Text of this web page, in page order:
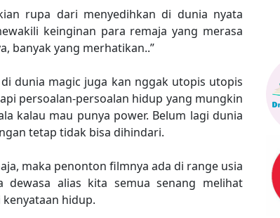
rupa dari menyedihkan di dunia nyata
keinginan para remaja yang merasa
banyak yang merhatikan..”
dunia magic juga kan nggak utopis utopis
persoalan-persoalan hidup yang mungkin
kalau mau punya power. Belum lagi dunia
tetap tidak bisa dihindari.
maka penonton filmnya ada di range usia
alias kita semua senang melihat
hidup.